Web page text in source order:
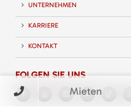
UNTERNEHMEN
KARRIERE
KONTAKT
FOLGEN SIE UNS
Mieten